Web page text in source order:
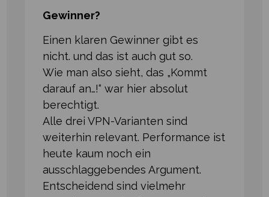
Gewinner?
Einen klaren Gewinner gibt es
nicht. und das ist auch gut so.
Wie man also sieht, das „Kommt
darauf an…!“ war hier absolut
berechtigt.
Alle drei VPN-Varianten sind
weiterhin relevant. Performance ist
heute kaum noch ein
ausschlaggebendes Argument.
Entscheidend sind vielmehr